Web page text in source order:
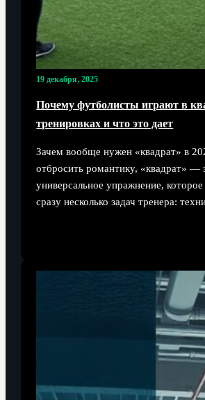
19 декабря, 2025
Почему футболисты играют в
тренировках и что это дает
Зачем вообще нужен «квадрат» в
отбросить романтику, «квадрат» —
универсальное упражнение, которое
сразу несколько задач тренера: